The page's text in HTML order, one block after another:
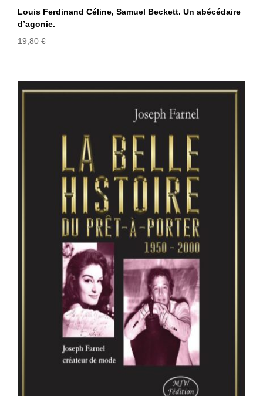
Louis Ferdinand Céline, Samuel Beckett. Un abécédaire
d’agonie.
19,80 €
LA BELLE HISTOIRE DU PRÊT-À-
PORTER 1950-2000